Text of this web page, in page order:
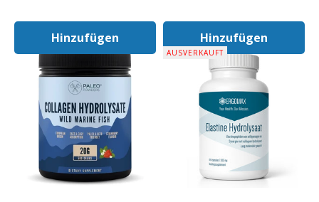
In Den Warenkorb
Hinzufügen
In Den
Hinzufügen
AUSVERKAUFT